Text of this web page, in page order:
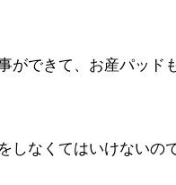
ができて、お産パッド
しなくてはいけないの